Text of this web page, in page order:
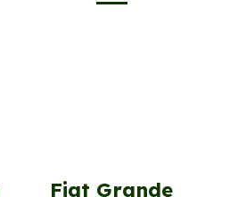
Fiat Grande